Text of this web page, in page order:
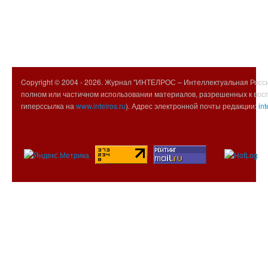
Copyright © 2004 -2026. Журнал "ИНТЕЛРОС – Интеллектуальная
полном или частичном использовании материалов, разрешенных к
гиперссылка на www.intelros.ru). Адрес электронной почты редакции: